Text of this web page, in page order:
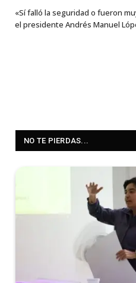
«Sí falló la seguridad o fueron
el presidente Andrés Manuel
NO TE PIERDAS...